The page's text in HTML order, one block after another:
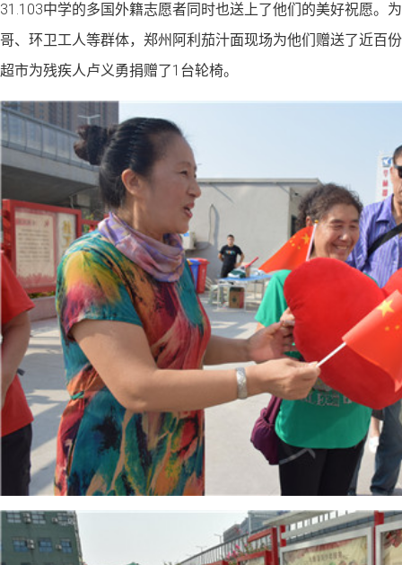
31.103中学的多国外籍志愿者同时也送上了他们的美好祝愿。
哥、环卫工人等群体，郑州阿利茄汁面现场为他们赠送了近百
超市为残疾人卢义勇捐赠了1台轮椅。